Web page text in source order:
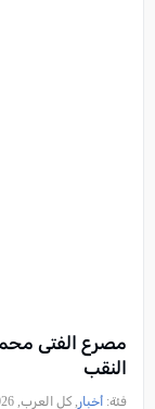
مصرع الفتى
النقب
فئة: أخبار , كل العرب, 2026-08-07 23:21:53